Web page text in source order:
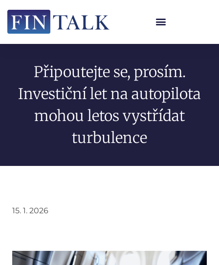
Připoutejte se, prosím.
Investiční let na autopilota
mohou letos vystřídat
turbulence
15. 1. 2026